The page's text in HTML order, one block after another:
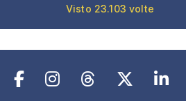
Visto 23.103 volte